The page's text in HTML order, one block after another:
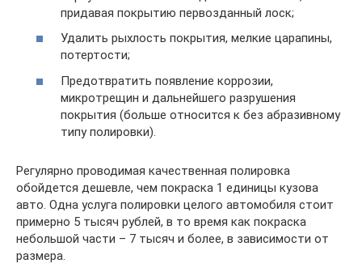
придавая покрытию первозданный лоск;
Удалить рыхлость покрытия, мелкие царапины,
потертости;
Предотвратить появление коррозии,
микротрещин и дальнейшего разрушения
покрытия (больше относится к без абразивному
типу полировки).
Регулярно проводимая качественная полировка
обойдется дешевле, чем покраска 1 единицы кузова
авто. Одна услуга полировки целого автомобиля стоит
примерно 5 тысяч рублей, в то время как покраска
небольшой части – 7 тысяч и более, в зависимости от
размера.